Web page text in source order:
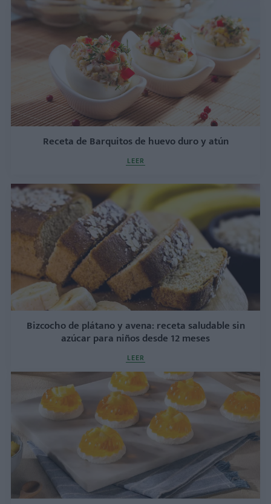
Receta de Barquitos de huevo duro y atún
LEER
Bizcocho de plátano y avena: receta saludable sin
azúcar para niños desde 12 meses
LEER